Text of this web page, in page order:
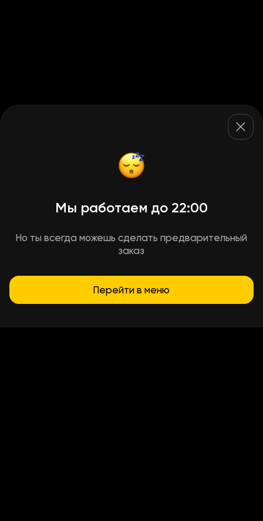
Мы работаем до 22:00
Но ты всегда можешь сделать предварительный
заказ
Перейти в меню